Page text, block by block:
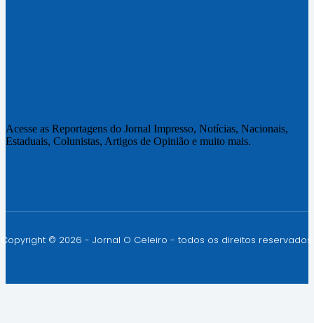
Acesse as Reportagens do Jornal Impresso, Notícias, Nacionais,
Estaduais, Colunistas, Artigos de Opinião e muito mais.
Copyright © 2026 - Jornal O Celeiro - todos os direitos reservados.